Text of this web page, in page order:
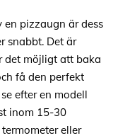
en pizzaugn är dess
snabbt. Det är
det möjligt att baka
få den perfekt
efter en modell
inom 15-30
eller